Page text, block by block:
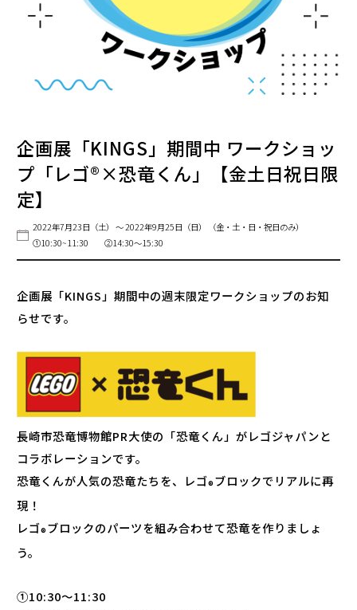
企画展「KINGS」期間中 ワークショッ
プ「レゴ®️×恐竜くん」【金土日祝日限
定】
2022年7月23日（土） ～ 2022年9月25日（日）
（金・土・日・祝日のみ）
①10:30~11:30 ②14:30〜15:30
企画展「KINGS」期間中の週末限定ワークショップのお知
らせです。
長崎市恐竜博物館PR大使の「恐竜くん」がレゴジャパンと
コラボレーションです。
恐竜くんが人気の恐竜たちを、レゴ®ブロックでリアルに再
現！
レゴ®️ブロックのパーツを組み合わせて恐竜を作りましょ
う。
①10:30〜11:30